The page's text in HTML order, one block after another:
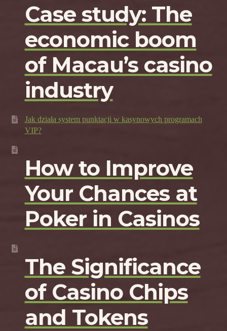
Case study: The
economic boom
of Macau’s casino
industry
Jak działa system punktacji w kasynowych programach
VIP?
How to Improve
Your Chances at
Poker in Casinos
The Significance
of Casino Chips
and Tokens